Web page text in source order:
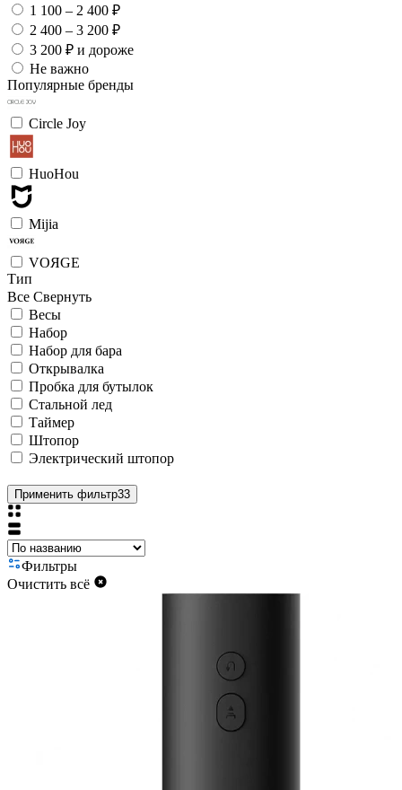
1 100 – 2 400 ₽
2 400 – 3 200 ₽
3 200 ₽ и дороже
Не важно
Популярные бренды
Circle Joy
HuoHou
Mijia
VOЯGE
Тип
Все Свернуть
Весы
Набор
Набор для бара
Открывалка
Пробка для бутылок
Стальной лед
Таймер
Штопор
Электрический штопор
Применить фильтр33
Фильтры
Очистить всё